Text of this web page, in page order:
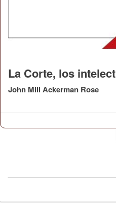
La Corte, los
John Mill Ackerman Rose